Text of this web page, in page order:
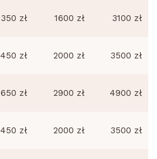
350 zł 1600 zł 3100 zł
450 zł 2000 zł 3500 zł
650 zł 2900 zł 4900 zł
450 zł 2000 zł 3500 zł